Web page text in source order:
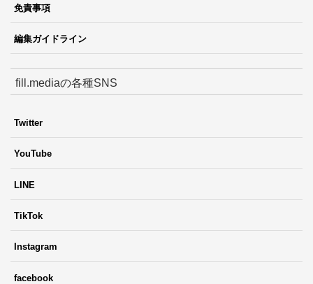
免責事項
編集ガイドライン
fill.mediaの各種SNS
Twitter
YouTube
LINE
TikTok
Instagram
facebook